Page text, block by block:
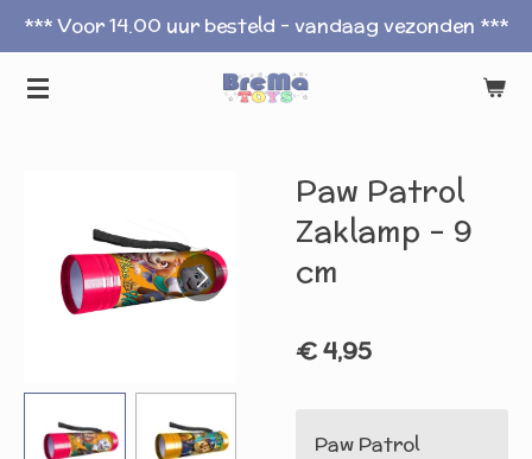
Ga
naar
*** Voor 14.00 uur besteld - vandaag vezonden ***
Paw Patrol
Zaklamp - 9
cm
€ 4,95
Paw Patrol